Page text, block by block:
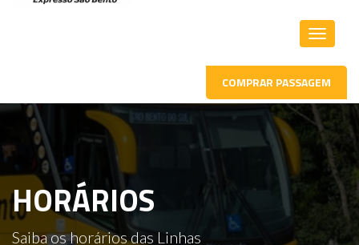
COMPRAR PASSAGEM
HORÁRIOS
Saiba os horários das Linhas